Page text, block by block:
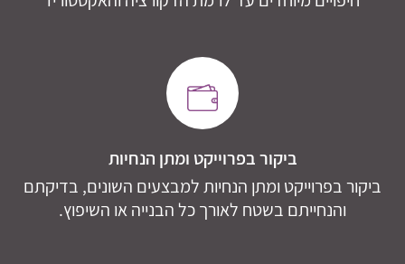
ביקור בפרוייקט ומתן הנחיות
ביקור בפרוייקט ומתן הנחיות למבצעים השונים, בדיקתם
והנחייתם בשטח לאורך כל הבנייה או השיפוץ.